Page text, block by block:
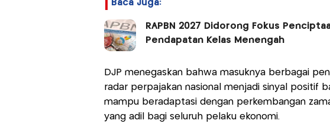
Baca Juga:
RAPBN 2027 Didorong Fokus
Pendapatan Kelas Menengah
DJP menegaskan bahwa masuknya berbagai
radar perpajakan nasional menjadi sinyal positif
mampu beradaptasi dengan perkembangan
yang adil bagi seluruh pelaku ekonomi.